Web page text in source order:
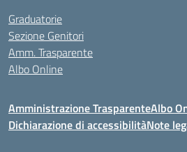
Graduatorie
Sezione Genitori
Amm. Trasparente
Albo Online
Amministrazione TrasparenteAlbo
Dichiarazione di accessibilitàNote